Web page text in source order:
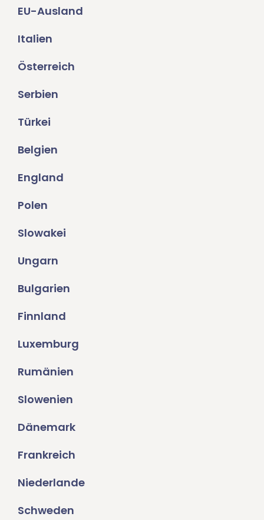
EU-Ausland
Italien
Österreich
Serbien
Türkei
Belgien
England
Polen
Slowakei
Ungarn
Bulgarien
Finnland
Luxemburg
Rumänien
Slowenien
Dänemark
Frankreich
Niederlande
Schweden